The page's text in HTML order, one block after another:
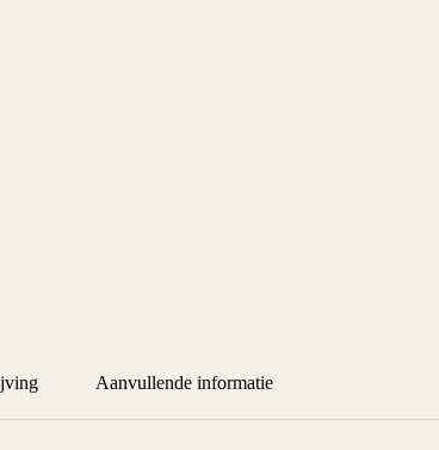
Aanvullende informatie